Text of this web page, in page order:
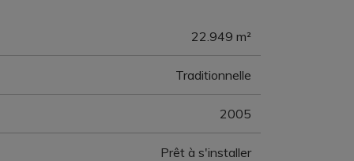
22.949 m²
Traditionnelle
2005
Prêt à s'installer